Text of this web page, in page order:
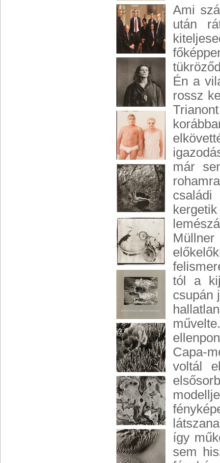
Ami
után
Én a
rossz
már
tól a
csupán
Capa-
voltál
így
sem